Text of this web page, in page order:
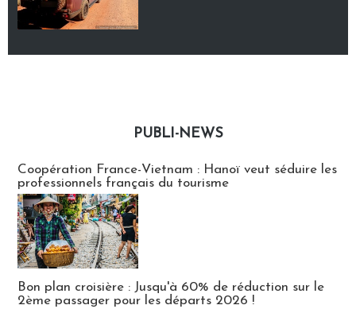
PUBLI-NEWS
Coopération France-Vietnam : Hanoï veut séduire les
professionnels français du tourisme
Bon plan croisière : Jusqu'à 60% de réduction sur le
2ème passager pour les départs 2026 !